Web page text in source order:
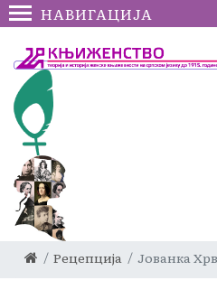
НАВИГАЦИЈА
Рецепција Јованка